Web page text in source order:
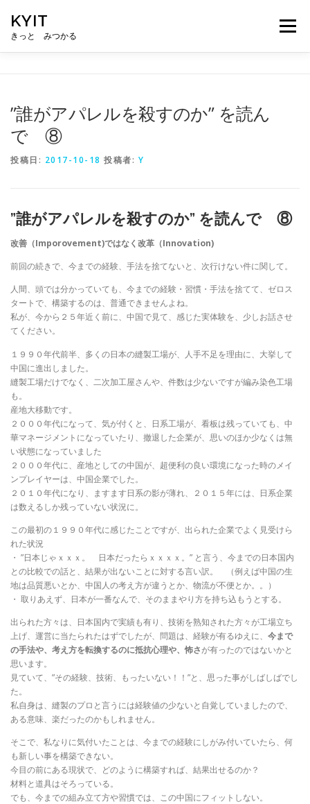
KYIT
きっと みつかる
メニュー
ABOUT US
”誰がアパレルを殺すのか” を読ん
で ⑧
投稿日: 2017-10-18 投稿者: Y
”誰がアパレルを殺すのか” を読んで ⑧
改善（Imporovement)ではなく改革（Innovation)
前回の続きで、今までの経験、手法を捨てないと、次行けない件に関して。
人間、頭では分かっていても、今までの経験・習慣・手法を捨てて、ゼロス
タートで、構築するのは、普通できませんよね。
私が、今から２５年近く前に、中国で見て、感じた実体験を、少しお話させ
てください。
１９９０年代前半、多くの日本の縫製工場が、人手不足を理由に、大挙して
中国に進出しました。
縫製工場だけでなく、二次加工屋さんや、件数は少ないですが編み染色工場
も。
産地大移動です。
２０００年代になって、気が付くと、日系工場が、看板は残っていても、中
華マネージメントになっていたり、撤退した企業が、思いのほか少なくは無
い状態になっていました
２０００年代に、産地としての中国が、超便利の良い環境になった時のメイ
ンプレイヤーは、中国企業でした。
２０１０年代になり、ますます日系の影が薄れ、２０１５年には、日系企業
は数えるしか残っていない状況に。
この最初の１９９０年代に感じたことですが、出られた企業でよく見受けら
れた状況
・ ”日本じゃｘｘｘ。 日本だったらｘｘｘｘ。” と言う、今までの日本国内
との比較での話と、結果が出ないことに対する言い訳。 （例えば中国の生
地は品質悪いとか、中国人の考え方が違うとか、物流が不便とか。。）
・ 取りあえず、日本が一番なんで、そのままやり方を持ち込もうとする。
出られた方々は、日本国内で実績も有り、技術を熟知された方々が工場立ち
上げ、運営に当たられたはずでしたが、問題は、経験が有るゆえに、 今まで
の手法や、考え方を転換するのに抵抗心理や、怖さが有ったのではないかと
思います。
見ていて、”その経験、技術、もったいない！！”と、思った事がしばしばでし
た。
私自身は、縫製のプロと言うには経験値の少ないと自覚していましたので、
ある意味、楽だったのかもしれません。
そこで、私なりに気付いたことは、今までの経験にしがみ付いていたら、何
も新しい事を構築できない。
今目の前にある現状で、どのように構築すれば、結果出せるのか？
材料と道具はそろっている。
でも、今までの組み立て方や習慣では、この中国にフィットしない。